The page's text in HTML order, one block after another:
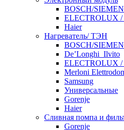
BOSCH/
ELECTROLUX
Haier
Нагреватель/ ТЭН
BOSCH/
De’Longhi_Ilvito
ELECTROLUX
Merloni
Samsung
Универсальные
Gorenje
Haier
Сливная помпа и
Gorenje